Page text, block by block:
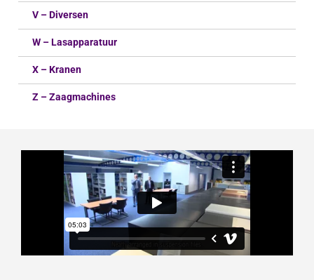
V – Diversen
W – Lasapparatuur
X – Kranen
Z – Zaagmachines